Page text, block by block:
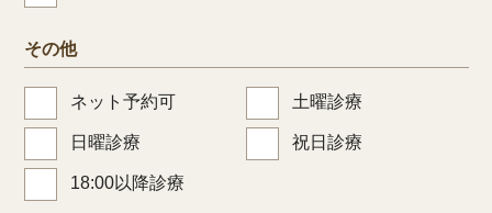
その他
ネット予約可 土曜診療
日曜診療 祝日診療
18:00以降診療